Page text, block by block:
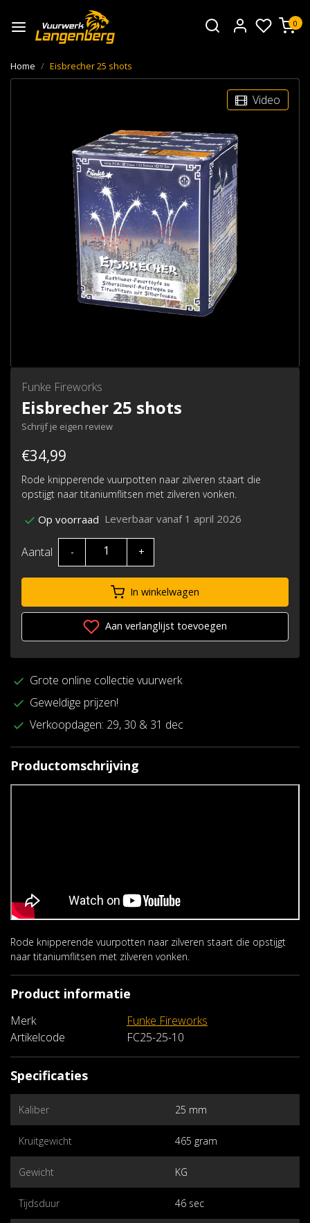
0
Home Eisbrecher 25 shots
Video
Funke Fireworks
Eisbrecher 25 shots
Schrijf je eigen review
€34,99
Rode knipperende vuurpotten naar zilveren staart die
opstijgt naar titaniumflitsen met zilveren vonken.
Op voorraad Leverbaar vanaf 1 april 2026
Aantal - +
In winkelwagen
Aan verlanglijst toevoegen
Grote online collectie vuurwerk
Geweldige prijzen!
Verkoopdagen: 29, 30 & 31 dec
Productomschrijving
Rode knipperende vuurpotten naar zilveren staart die opstijgt
naar titaniumflitsen met zilveren vonken.
Product informatie
Merk
Funke Fireworks
Artikelcode
FC25-25-10
Specificaties
Kaliber 25 mm
Kruitgewicht 465 gram
Gewicht KG
Tijdsduur 46 sec